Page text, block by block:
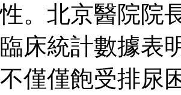
性。北京醫院院
臨床統計數據表
不僅僅飽受排尿